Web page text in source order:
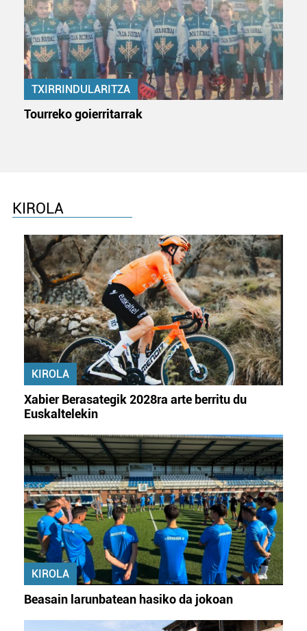
pertsonalizatuak eskaintzeko, iragarkiak eta edukia
neurtzeko, jendeari buruzko informazioa biltzeko eta
produktuak garatzeko. Zure datuak nork eta zertarako
erabiltzen dituen hauta dezakezu.
Bazkide batzuek ez dizute baimenik eskatzen, eta beren
bazkideen zerrenda, beren ustez zein helburutarako
buruzko informazio gehiago eta ezarri zure lehentasunak
datuen atalean. Edozein unetan alda edo ken dezakezu
zure baimena Cookieen adierazpenean.
Webgune honek cookie propioak eta hirugarrenen cookie-
fitxategiak erabiltzen ditu. Zure esperientzia eta
zerbitzuak hobetzeko asmoz, cookie teknologiaz
baliatzen gara. Ohar hau onartuz gero, teknologia hori
erabiltzeko baimen esplizitua ematen diguzu.Gehiago
irakurri
TXIRRINDULARITZA
Tourreko goierritarrak
KIROLA
KIROLA
Xabier Berasategik 2028ra arte berritu du
Euskaltelekin
KIROLA
Beasain larunbatean hasiko da jokoan